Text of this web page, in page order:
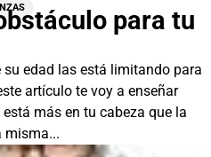
para tu
edad las está limitando para
artículo te voy a enseñar
más en tu cabeza que la
misma...